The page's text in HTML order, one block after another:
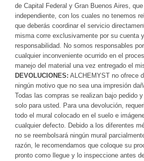
de Capital Federal y Gran Buenos Aires,
independiente, con los cuales no tenemos
que deberás coordinar el servicio
misma corre exclusivamente por su cuenta
responsabilidad. No somos responsables por
cualquier inconveniente ocurrido en el
manejo del material una vez entregado el
DEVOLUCIONES: ALCHEMYST no ofrece
ningún motivo que no sea una impresión
Todas las compras se realizan bajo pedido
solo para usted. Para una devolución,
todo el mural colocado en el suelo e
cualquier defecto. Debido a los diferentes
no se reembolsará ningún mural
razón, le recomendamos que coloque su
pronto como llegue y lo inspeccione antes